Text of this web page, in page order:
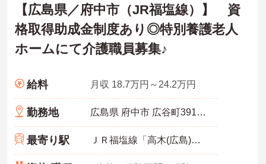
【広島県／府中市（JR福塩線）】 資
格取得助成金制度あり◎特別養護老人
ホームにて介護職員募集♪
給料 月収 18.7万円～24.2万円
勤務地 広島県 府中市 広谷町391番地
最寄り駅 ＪＲ福塩線「高木(広島)駅」バス・車6分